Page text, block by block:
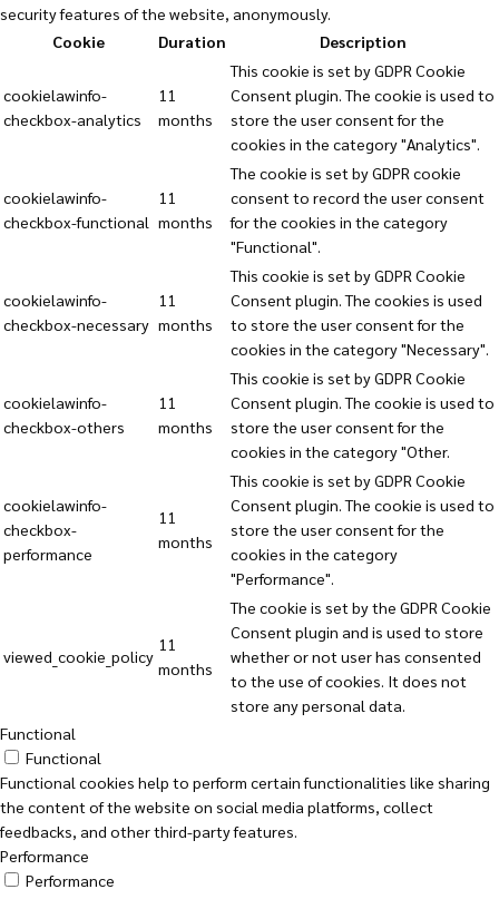
security features of the website, anonymously.
Cookie
Duration Description
cookielawinfo-
checkbox-analytics
11
months
This cookie is set by GDPR Cookie
Consent plugin. The cookie is used to
store the user consent for the
cookies in the category "Analytics".
cookielawinfo-
checkbox-functional
11
months
The cookie is set by GDPR cookie
consent to record the user consent
for the cookies in the category
"Functional".
cookielawinfo-
checkbox-necessary
11
months
This cookie is set by GDPR Cookie
Consent plugin. The cookies is used
to store the user consent for the
cookies in the category "Necessary".
cookielawinfo-
checkbox-others
11
months
This cookie is set by GDPR Cookie
Consent plugin. The cookie is used to
store the user consent for the
cookies in the category "Other.
cookielawinfo-
checkbox-
performance
11
months
This cookie is set by GDPR Cookie
Consent plugin. The cookie is used to
store the user consent for the
cookies in the category
"Performance".
viewed_cookie_policy
11
months
The cookie is set by the GDPR Cookie
Consent plugin and is used to store
whether or not user has consented
to the use of cookies. It does not
store any personal data.
Functional
Functional
Functional cookies help to perform certain functionalities like sharing
the content of the website on social media platforms, collect
feedbacks, and other third-party features.
Performance
Performance